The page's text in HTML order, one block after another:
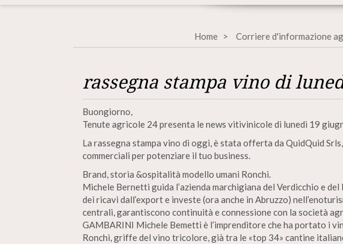
Home Corriere d'informazione
rassegna stampa vino di
Buongiorno,
Tenute agricole 24 presenta le news vitivinicole di lunedì 19
La rassegna stampa vino di oggi, è stata offerta da QuidQuid
commerciali per potenziare il tuo business.
Brand, storia &ospitalità modello umani Ronchi.
Michele Bernetti guida l’azienda marchigiana del Verdicchio e
dei ricavi dall’export e investe (ora anche in Abruzzo)
centrali, garantiscono continuità e connessione con la società
GAMBARINI Michele Bemetti è l’imprenditore che ha portato i
Ronchi, griffe del vino tricolore, già tra le «top 34» cantine